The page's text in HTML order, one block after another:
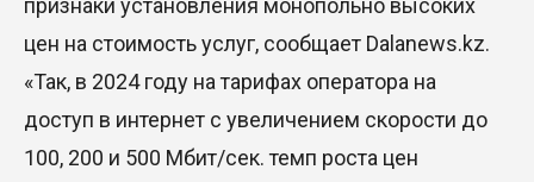
признаки установления монопольно высоких
цен на стоимость услуг, сообщает Dalanews.kz.
«Так, в 2024 году на тарифах оператора на
доступ в интернет с увеличением скорости до
100, 200 и 500 Мбит/сек. темп роста цен